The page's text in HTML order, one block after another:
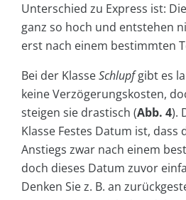
Unterschied zu Express ist:
ganz so hoch und entstehen
erst nach einem bestimmten
Bei der KlasseSchlupf gibt es
keine Verzögerungskosten,
steigen sie drastisch (Abb. 4).
Klasse Festes Datum ist, dass
Anstiegs zwar nach einem
doch dieses Datum zuvor
Denken Sie z. B. an